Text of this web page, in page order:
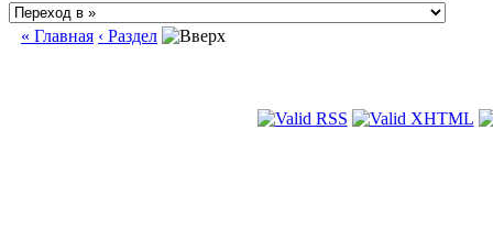
« Главная ‹ Раздел